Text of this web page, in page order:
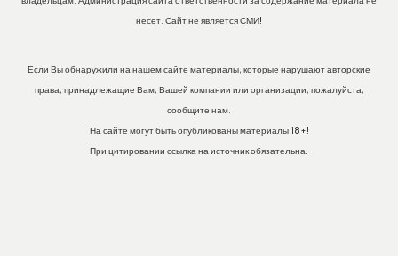
несет. Сайт не является СМИ!
Если Вы обнаружили на нашем сайте материалы, которые нарушают авторские
права, принадлежащие Вам, Вашей компании или организации, пожалуйста,
сообщите нам.
На сайте могут быть опубликованы материалы 18+!
При цитировании ссылка на источник обязательна.